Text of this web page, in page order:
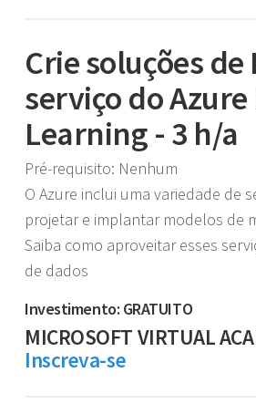
Crie soluções de
serviço do
Learning - 3 h/a
Pré-requisito: Nenhum
O Azure inclui uma variedade de
projetar e implantar modelos de
Saiba como aproveitar esses
de dados
Investimento: GRATUITO
MICROSOFT VIRTUAL
Inscreva-se